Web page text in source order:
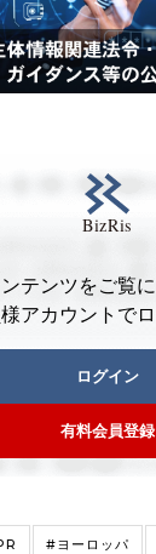
テンツをご覧
アカウントで
ログイン
有料会員登録
#ヨーロッパ